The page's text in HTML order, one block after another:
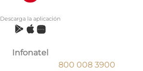
Descarga la aplicación
Infonatel
800 008 3900